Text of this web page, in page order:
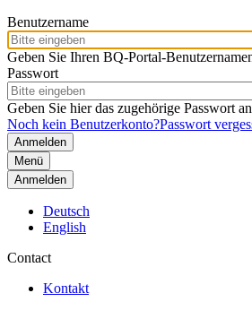
Benutzername
Geben Sie Ihren BQ-Portal-
Passwort
Geben Sie hier das zugehörige Passwort
Noch kein Benutzerkonto?Passwort
Menü
Anmelden
Deutsch
English
Contact
Kontakt